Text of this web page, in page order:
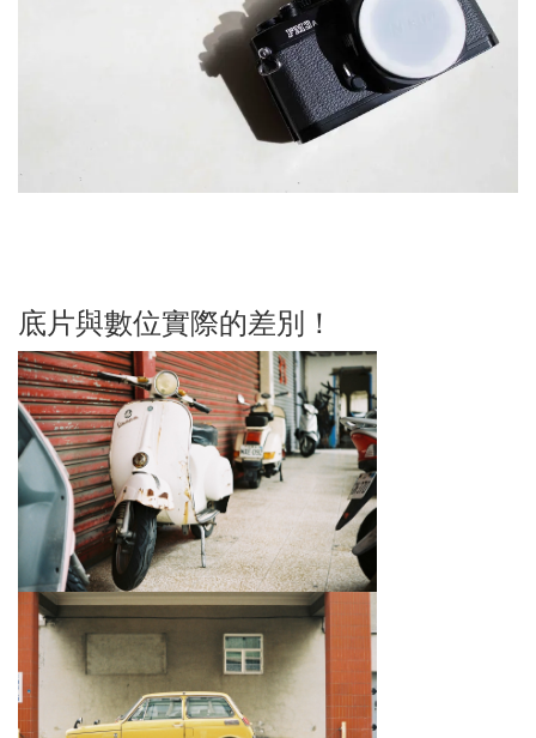
底片與數位實際的差別！